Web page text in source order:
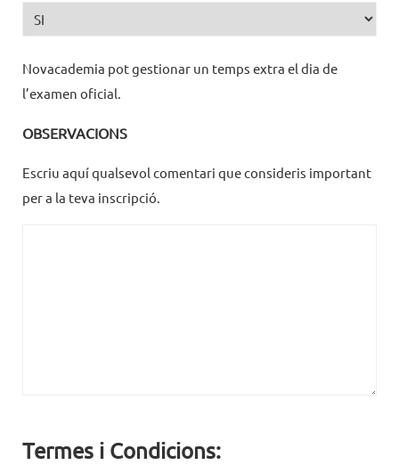
Novacademia pot gestionar un temps extra el dia de
l’examen oficial.
OBSERVACIONS
Escriu aquí qualsevol comentari que consideris important
per a la teva inscripció.
Termes i Condicions: